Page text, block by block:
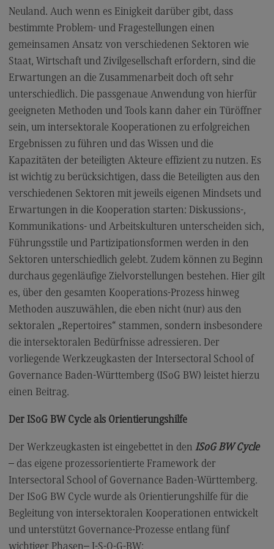
Publikationen
Presse
Vergangene Vorträge
Podcasts
Bridge-AB und Stakeholderdialoge
HumanFactor in der Praxis
Im Gespräch mit Amrei Bahr
Im Gespräch mit Philippe Merz
Im Gespräch mit Maria Dobritzsch
Im Gespräch mit Hans-Andreas Fein
Im Gespräch mit Silke Stremlau
Im Gespräch mit Veit Mathauer
Im Gespräch mit Britta Hildebrandt
Im Gespräch mit Gloria Keivani
Im Gespräch mit Annette Treibel
Im Gespräch mit Helen Lückge
Im Gespräch mit Hardy Groeger
Im Gespräch mit Christoph Seckler
Im Gespräch mit Verena Schmid
Im Gespräch mit Moritz Kilger
Im Gespräch mit Lara Schmidt-Rüdt
Neuland. Auch wenn es Einigkeit darüber gibt, dass
bestimmte Problem- und Fragestellungen einen
gemeinsamen Ansatz von verschiedenen Sektoren wie
Staat, Wirtschaft und Zivilgesellschaft erfordern, sind die
Erwartungen an die Zusammenarbeit doch oft sehr
unterschiedlich. Die passgenaue Anwendung von hierfür
geeigneten Methoden und Tools kann daher ein Türöffner
sein, um intersektorale Kooperationen zu erfolgreichen
Ergebnissen zu führen und das Wissen und die
Kapazitäten der beteiligten Akteure effizient zu nutzen. Es
ist wichtig zu berücksichtigen, dass die Beteiligten aus den
verschiedenen Sektoren mit jeweils eigenen Mindsets und
Erwartungen in die Kooperation starten: Diskussions-,
Kommunikations- und Arbeitskulturen unterscheiden sich,
Führungsstile und Partizipationsformen werden in den
Sektoren unterschiedlich gelebt. Zudem können zu Beginn
durchaus gegenläufige Zielvorstellungen bestehen. Hier gilt
es, über den gesamten Kooperations-Prozess hinweg
Methoden auszuwählen, die eben nicht (nur) aus den
sektoralen „Repertoires“ stammen, sondern insbesondere
die intersektoralen Bedürfnisse adressieren. Der
vorliegende Werkzeugkasten der Intersectoral School of
Governance Baden-Württemberg (ISoG BW) leistet hierzu
einen Beitrag.
Der ISoG BW Cycle als Orientierungshilfe
Der Werkzeugkasten ist eingebettet in den ISoG BW Cycle
– das eigene prozessorientierte Framework der
Intersectoral School of Governance Baden-Württemberg.
Der ISoG BW Cycle wurde als Orientierungshilfe für die
Begleitung von intersektoralen Kooperationen entwickelt
und unterstützt Governance-Prozesse entlang fünf